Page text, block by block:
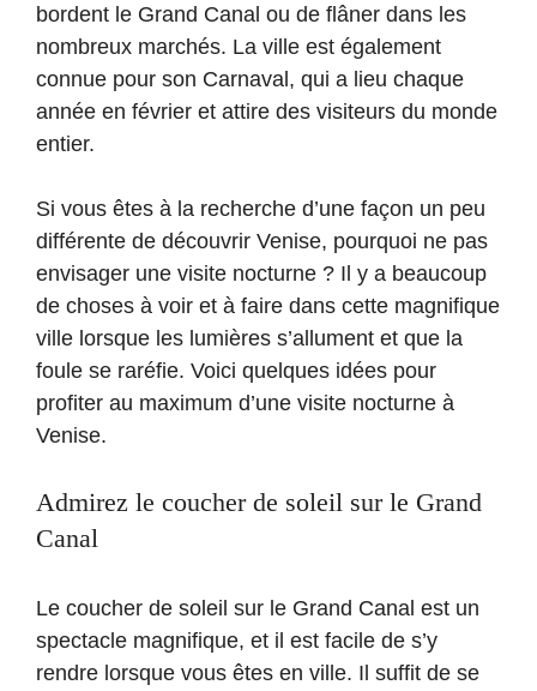
bordent le Grand Canal ou de flâner dans les
nombreux marchés. La ville est également
connue pour son Carnaval, qui a lieu chaque
année en février et attire des visiteurs du monde
entier.
Si vous êtes à la recherche d’une façon un peu
différente de découvrir Venise, pourquoi ne pas
envisager une visite nocturne ? Il y a beaucoup
de choses à voir et à faire dans cette magnifique
ville lorsque les lumières s’allument et que la
foule se raréfie. Voici quelques idées pour
profiter au maximum d’une visite nocturne à
Venise.
Admirez le coucher de soleil sur le Grand
Canal
Le coucher de soleil sur le Grand Canal est un
spectacle magnifique, et il est facile de s’y
rendre lorsque vous êtes en ville. Il suffit de se